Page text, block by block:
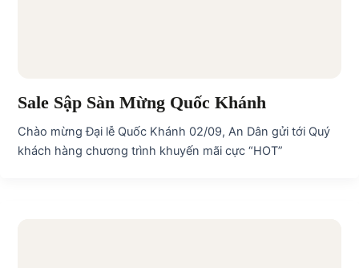
Sale Sập Sàn Mừng Quốc Khánh
Chào mừng Đại lễ Quốc Khánh 02/09, An Dân gửi tới Quý
khách hàng chương trình khuyến mãi cực “HOT”